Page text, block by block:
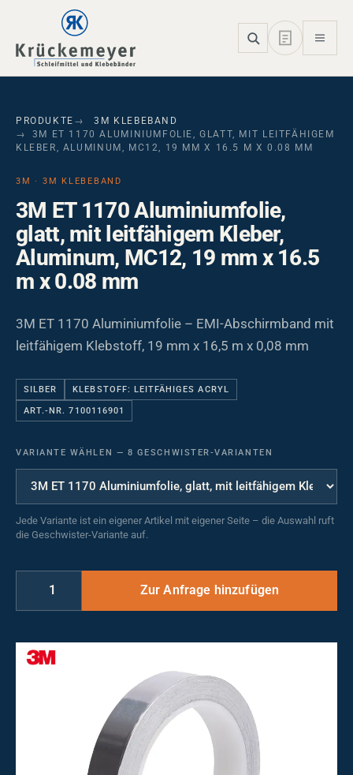
Skip to main navigation
Skip to main content
Skip to page footer
PRODUKTE
3M KLEBEBAND
3M ET 1170 ALUMINIUMFOLIE, GLATT, MIT LEITFÄHIGEM
KLEBER, ALUMINUM, MC12, 19 MM X 16.5 M X 0.08 MM
3M · 3M KLEBEBAND
3M ET 1170 Aluminiumfolie,
glatt, mit leitfähigem Kleber,
Aluminum, MC12, 19 mm x 16.5
m x 0.08 mm
3M ET 1170 Aluminiumfolie – EMI-Abschirmband mit
leitfähigem Klebstoff, 19 mm x 16,5 m x 0,08 mm
SILBER KLEBSTOFF: LEITFÄHIGES ACRYL
ART.-NR. 7100116901
VARIANTE WÄHLEN — 8 GESCHWISTER-VARIANTEN
Jede Variante ist ein eigener Artikel mit eigener Seite – die Auswahl ruft
die Geschwister-Variante auf.